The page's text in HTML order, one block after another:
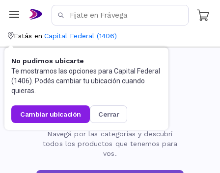
Estás en Capital Federal (1406)
No pudimos ubicarte
Te mostramos las opciones para Capital Federal
(1406). Podés cambiar tu ubicación cuando
quieras.
cambiar ubicación cerrar
La página no existe
Navegá por las categorías y descubrí
todos los productos que tenemos para
vos.